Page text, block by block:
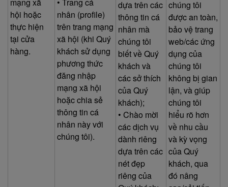
hội hoặc
thực hiện
tại cửa
hàng.
nhân (profile)
trên trang mạng
xã hội (khi Quý
khách sử dụng
phương thức
đăng nhập
mạng xã hội
hoặc chia sẻ
thông tin cá
nhân này với
chúng tôi).
dựa trên các
thông tin cá
nhân mà
chúng tôi
biết về Quý
khách và
các sở thích
của Quý
khách);
• Chào mời
các dịch vụ
dành riêng
dựa trên các
nét đẹp
riêng của
chúng tôi
được an toàn,
bảo vệ trang
web/các ứng
dụng của
chúng tôi
không bị gian
lận, và giúp
chúng tôi
hiểu rõ hơn
về nhu cầu
và kỳ vọng
của Quý
khách, qua
đó nâng